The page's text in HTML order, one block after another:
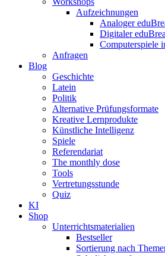
Aufzeichnungen
Analoger
Digitaler
Computerspiele
Anfragen
Blog
Geschichte
Latein
Politik
Alternative Prüfungsformate
Kreative Lernprodukte
Künstliche Intelligenz
Spiele
Referendariat
The monthly dose
Tools
Vertretungsstunde
Quiz
KI
Shop
Unterrichtsmaterialien
Bestseller
Sortierung nach